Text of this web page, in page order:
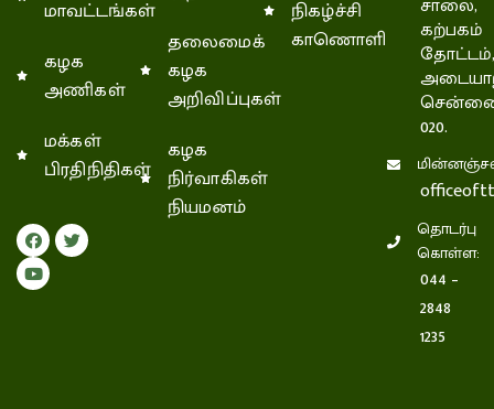
மாவட்டங்கள்
கழக
அணிகள்
மக்கள்
பிரதிநிதிகள்
தலைமைக்
கழக
அறிவிப்புகள்
கழக
நிர்வாகிகள்
நியமனம்
நிகழ்ச்சி
காணொளி
சாலை,
கற்பகம்
தோட்டம்,
020.
தொடர்பு
கொள்ள:
044 –
2848
1235